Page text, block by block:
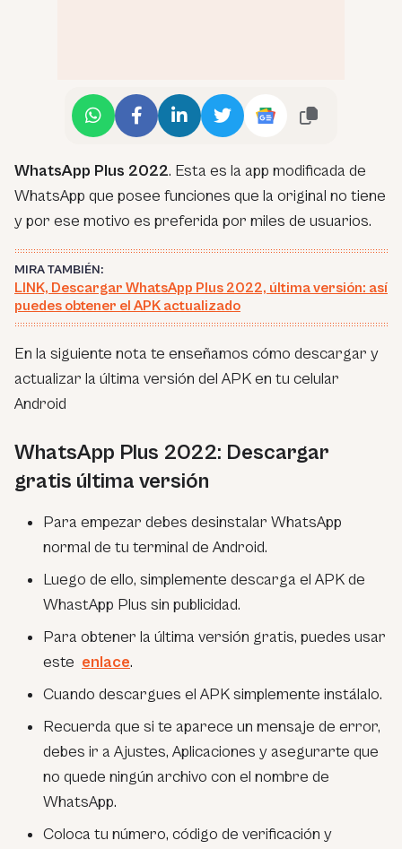
WhatsApp Plus 2022. Esta es la app modificada de
WhatsApp que posee funciones que la original no tiene
y por ese motivo es preferida por miles de usuarios.
MIRA TAMBIÉN:
LINK, Descargar WhatsApp Plus 2022, última versión: así
puedes obtener el APK actualizado
En la siguiente nota te enseñamos cómo descargar y
actualizar la última versión del APK en tu celular
Android
WhatsApp Plus 2022: Descargar
gratis última versión
Para empezar debes desinstalar WhatsApp
normal de tu terminal de Android.
Luego de ello, simplemente descarga el APK de
WhastApp Plus sin publicidad.
Para obtener la última versión gratis, puedes usar
este enlace.
Cuando descargues el APK simplemente instálalo.
Recuerda que si te aparece un mensaje de error,
debes ir a Ajustes, Aplicaciones y asegurarte que
no quede ningún archivo con el nombre de
WhatsApp.
Coloca tu número, código de verificación y